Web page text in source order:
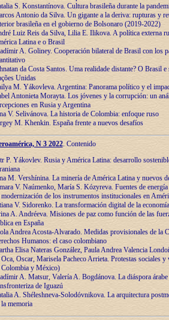
S. Konstantínova. Cultura brasileña durante la
Antonio da Silva. Un gigante a la deriva: rupturas y
brasileña en el gobierno de Bolsonaro (2019-2022)
Luiz Reis da Silva, Lilia E. Ilikova. A política externa
Latina e o Brasil
A. Goliney. Cooperación bilateral de Brasil con los
da Costa Santos. Uma realidade distante? O Brasil
Unidas
M. Yákovleva. Argentina: Panorama político y el
Antonieta Morayta. Los jóvenes y la corrupción: un
en Rusia y Argentina
V. Selivánova. La historia de Colombia: enfoque ruso
M. Khenkin. España frente a nuevos desafíos
N 3 2022. Contenido
P. Yákovlev. Rusia y América Latina: desarrollo
M. Vershínina. La minería de América Latina y nuevos
V. Naúmenko, María S. Kózyreva. Fuentes de
modernización de los instrumentos institucionales en
V. Sidorenko. La transformación digital de la
A. Andréeva. Misiones de paz como función de las
en España
Andrea Acosta-Alvarado. Medidas provisionales de la
Humanos: el caso colombiano
Elisa Nateras González, Paula Andrea Valencia
Oca, Oscar, Marisela Pacheco Arrieta. Protestas sociales y
Colombia y México)
A. Matsur, Valería A. Bogdánova. La diáspora árabe
de Iguazú
A. Shéleshneva-Solodóvnikova. La arquitectura
la memoria